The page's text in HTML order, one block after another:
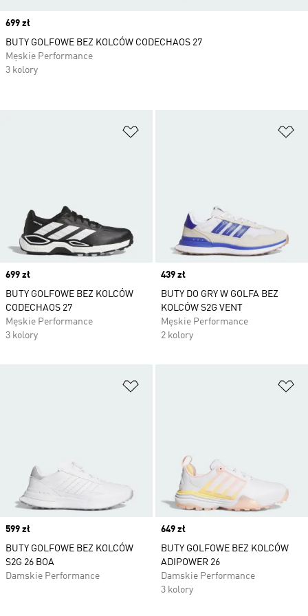
Price
699 zł
BUTY GOLFOWE BEZ KOLCÓW
CODECHAOS 27
Męskie Performance
3 kolory
Price
439 zł
BUTY DO GRY W GOLFA BEZ
KOLCÓW S2G VENT
Męskie Performance
2 kolory
Price
599 zł
BUTY GOLFOWE BEZ KOLCÓW
S2G 26 BOA
Damskie Performance
Price
649 zł
BUTY GOLFOWE BEZ KOLCÓW
ADIPOWER 26
Damskie Performance
3 kolory
Price
699 zł
BUTY GOLFOWE BEZ KOLCÓW CODECHAOS 27
Męskie Performance
3 kolory